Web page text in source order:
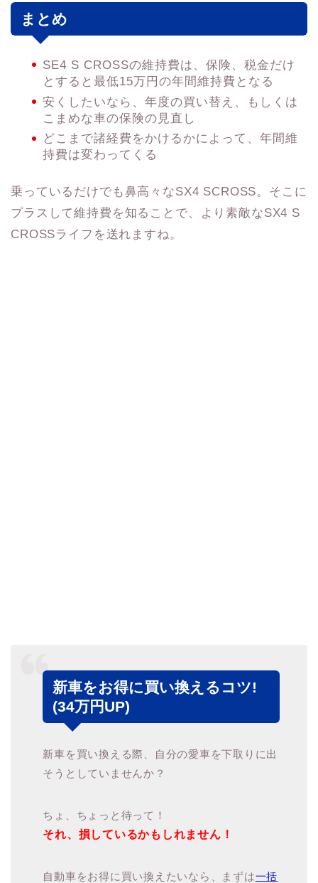
まとめ
SE4 S CROSSの維持費は、保険、税金だけ
とすると最低15万円の年間維持費となる
安くしたいなら、年度の買い替え、もしくは
こまめな車の保険の見直し
どこまで諸経費をかけるかによって、年間維
持費は変わってくる
乗っているだけでも鼻高々なSX4 SCROSS。そこに
プラスして維持費を知ることで、より素敵なSX4 S
CROSSライフを送れますね。
新車をお得に買い換えるコツ!
(34万円UP)
新車を買い換える際、自分の愛車を下取りに出
そうとしていませんか？
ちょ、ちょっと待って！
それ、損しているかもしれません！
自動車をお得に買い換えたいなら、まずは一括